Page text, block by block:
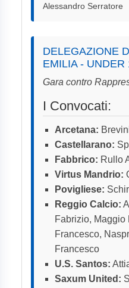
Alessandro Serratore
DELEGAZIONE
EMILIA - UNDER
Gara contro
I Convocati:
Arcetana:
Castellarano:
Fabbrico: Rullo
Virtus Mandrio:
Povigliese:
Reggio Calcio:
Fabrizio, Maggio
Francesco,
Francesco
U.S. Santos:
Saxum United: